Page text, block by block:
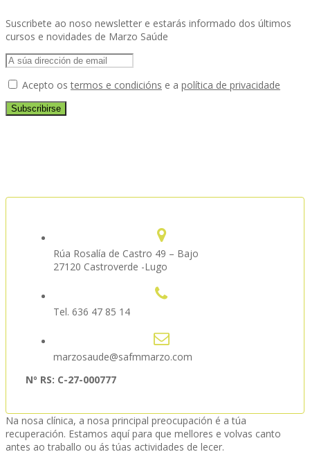
Suscribete ao noso newsletter e estarás informado dos últimos
cursos e novidades de Marzo Saúde
Acepto ostermos e condicións e a política de privacidade
Rúa Rosalía de Castro 49 – Bajo
27120 Castroverde -Lugo
Tel. 636 47 85 14
marzosaude@safmmarzo.com
Nº RS: C-27-000777
Na nosa clínica, a nosa principal preocupación é a túa
recuperación. Estamos aquí para que mellores e volvas canto
antes ao traballo ou ás túas actividades de lecer.